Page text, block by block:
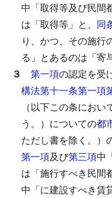
中「取得等及び民間
は「取得等」と、 同
り、かつ、その施行
る」とあるのは「寄
３ 第一項の認定を受
構法第十一条第一項
（以下この条にお
う。）についての都
ただし書を除く。）
第一項及び第三項中
は「施行すべき民間
中「に建設すべき賃